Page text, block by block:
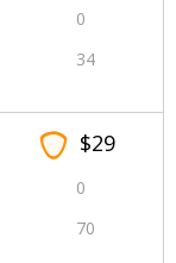
0
34
$29
0
70